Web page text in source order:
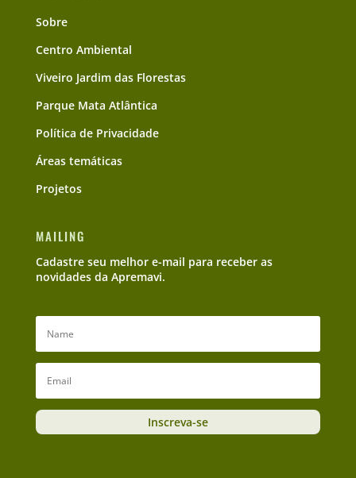
Sobre
Centro Ambiental
Viveiro Jardim das Florestas
Parque Mata Atlântica
Política de Privacidade
Áreas temáticas
Projetos
MAILING
Cadastre seu melhor e-mail para receber as
novidades da Apremavi.
Inscreva-se